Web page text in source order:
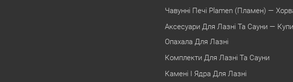
Чавунні Печі Plamen (Пламен) —
Аксесуари Для Лазні Та Сауни —
Опахала Для Лазні
Комплекти Для Лазні Та Сауни
Камені І Ядра Для Лазні